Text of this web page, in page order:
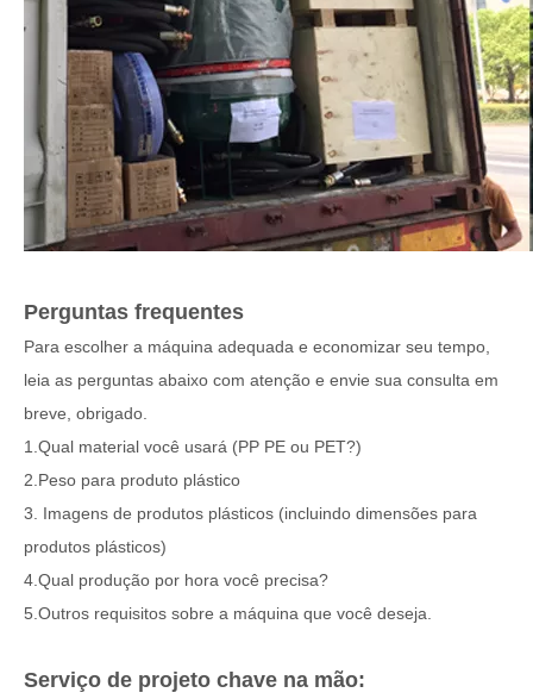
Perguntas frequentes
Para escolher a máquina adequada e economizar seu tempo,
leia as perguntas abaixo com atenção e envie sua consulta em
breve, obrigado.
1.Qual material você usará (PP PE ou PET?)
2.Peso para produto plástico
3. Imagens de produtos plásticos (incluindo dimensões para
produtos plásticos)
4.Qual produção por hora você precisa?
5.Outros requisitos sobre a máquina que você deseja.
Serviço de projeto chave na mão: